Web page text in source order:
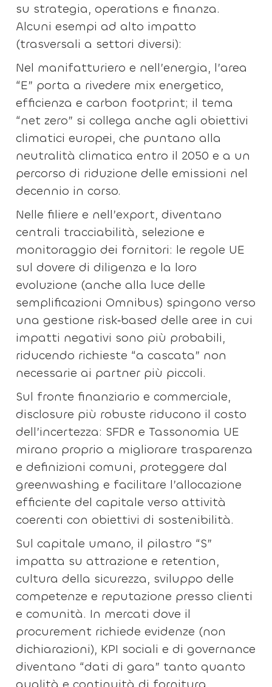
su strategia, operations e finanza.
Alcuni esempi ad alto impatto
(trasversali a settori diversi):
Nel manifatturiero e nell’energia, l’area
“E” porta a rivedere mix energetico,
efficienza e carbon footprint; il tema
“net zero” si collega anche agli obiettivi
climatici europei, che puntano alla
neutralità climatica entro il 2050 e a un
percorso di riduzione delle emissioni nel
decennio in corso.
Nelle filiere e nell’export, diventano
centrali tracciabilità, selezione e
monitoraggio dei fornitori: le regole UE
sul dovere di diligenza e la loro
evoluzione (anche alla luce delle
semplificazioni Omnibus) spingono verso
una gestione risk‑based delle aree in cui
impatti negativi sono più probabili,
riducendo richieste “a cascata” non
necessarie ai partner più piccoli.
Sul fronte finanziario e commerciale,
disclosure più robuste riducono il costo
dell’incertezza: SFDR e Tassonomia UE
mirano proprio a migliorare trasparenza
e definizioni comuni, proteggere dal
greenwashing e facilitare l’allocazione
efficiente del capitale verso attività
coerenti con obiettivi di sostenibilità.
Sul capitale umano, il pilastro “S”
impatta su attrazione e retention,
cultura della sicurezza, sviluppo delle
competenze e reputazione presso clienti
e comunità. In mercati dove il
procurement richiede evidenze (non
dichiarazioni), KPI sociali e di governance
diventano “dati di gara” tanto quanto